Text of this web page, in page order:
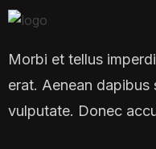
Morbi et tellus
erat. Aenean dapibus
vulputate. Donec